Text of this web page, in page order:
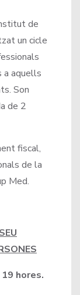
de
un cicle
a aquells
Son
de 2
fiscal,
de la
Med.
hores.